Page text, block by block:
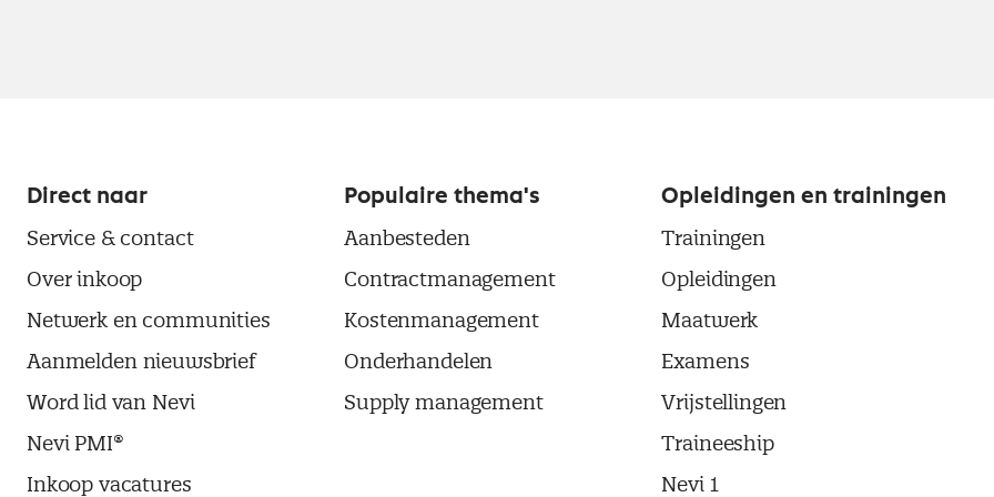
Direct naar
Service & contact
Over inkoop
Netwerk en communities
Aanmelden nieuwsbrief
Word lid van Nevi
Nevi PMI®
Inkoop vacatures
Populaire thema's
Aanbesteden
Contractmanagement
Kostenmanagement
Onderhandelen
Supply management
Opleidingen en trainingen
Trainingen
Opleidingen
Maatwerk
Examens
Vrijstellingen
Traineeship
Nevi 1